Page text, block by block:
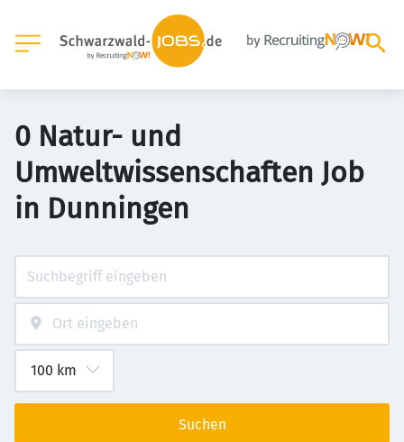
0 Natur- und
Umweltwissenschaften Job
in Dunningen
Suchen